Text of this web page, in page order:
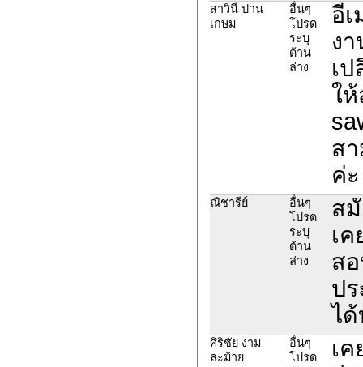
สาวินี ปาน
เกษม
อื่นๆ
โปรด
ระบุ
ด้าน
ล่าง
อี
ง
เ
ใ
ส
ค่ะ
ณิชารีย์
อื่นๆ
โปรด
ระบุ
ด้าน
ล่าง
ส
เ
ส
ป
ได้
ศิริชัย งาม
ละม้าย
อื่นๆ
โปรด
เ